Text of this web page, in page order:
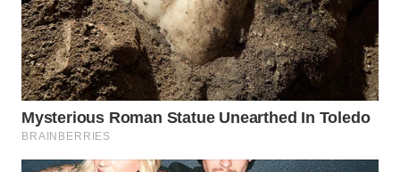
SUBANG
WN
SUKABUMI
WN
PURWAKARTA